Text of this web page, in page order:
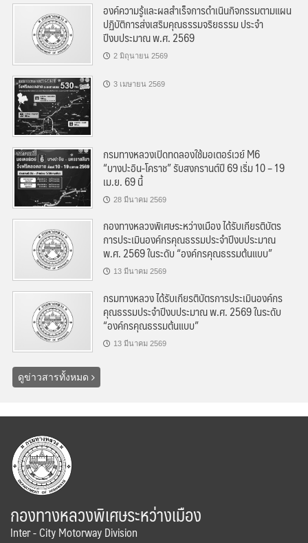
องค์ความรู้และผลสำเร็จการดำเนินกิจกรรมตามแผน
ปฏิบัติการส่งเสริมคุณธรรมจริยธรรม ประจำ
ปีงบประมาณ พ.ศ. 2569
2 มิถุนายน 2569
3 เมษายน 2569
กรมทางหลวงเปิดทดลองใช้มอเตอร์เวย์ M6
“บางปะอิน-โคราช” รับสงกรานต์ปี 69 เริ่ม 10 – 19
เม.ย. 69 นี้
28 มีนาคม 2569
กองทางหลวงพิเศษระหว่างเมือง ได้รับเกียรติบัตร
การประเมินองค์กรคุณธรรมประจำปีงบประมาณ
พ.ศ. 2569 ในระดับ “องค์กรคุณธรรมต้นแบบ”
13 มีนาคม 2569
กรมทางหลวง ได้รับเกียรติบัตรการประเมินองค์กร
คุณธรรมประจำปีงบประมาณ พ.ศ. 2569 ในระดับ
“องค์กรคุณธรรมต้นแบบ”
13 มีนาคม 2569
ดูข่าวสารทั้งหมด
กองทางหลวงพิเศษระหว่างเมือง
Inter - City Motorway Division